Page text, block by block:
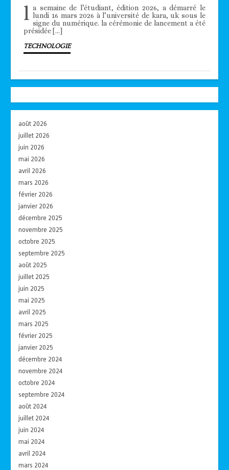
l a semaine de l’étudiant, édition 2026, a démarré le
lundi 16 mars 2026 à l’université de kara, uk sous le
signe du numérique. la cérémonie de lancement a été
présidée […]
TECHNOLOGIE
août 2026
juillet 2026
juin 2026
mai 2026
avril 2026
mars 2026
février 2026
janvier 2026
décembre 2025
novembre 2025
octobre 2025
septembre 2025
août 2025
juillet 2025
juin 2025
mai 2025
avril 2025
mars 2025
février 2025
janvier 2025
décembre 2024
novembre 2024
octobre 2024
septembre 2024
août 2024
juillet 2024
juin 2024
mai 2024
avril 2024
mars 2024